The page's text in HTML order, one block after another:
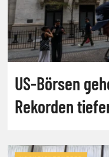
US-Börsen
Rekorden